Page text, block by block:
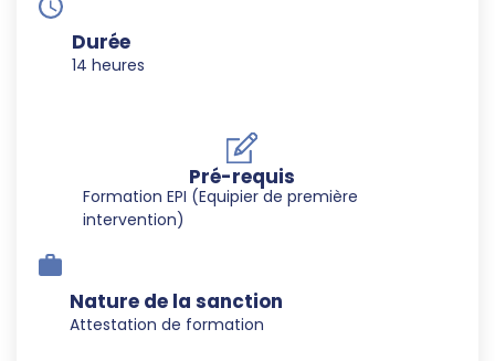
Durée
14 heures
Pré-requis
Formation EPI (Equipier de première
intervention)
Nature de la sanction
Attestation de formation